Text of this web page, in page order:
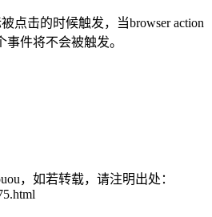
点击的时候触发，当browser action
事件将不会被触发。
，如若转载，请注明出处：